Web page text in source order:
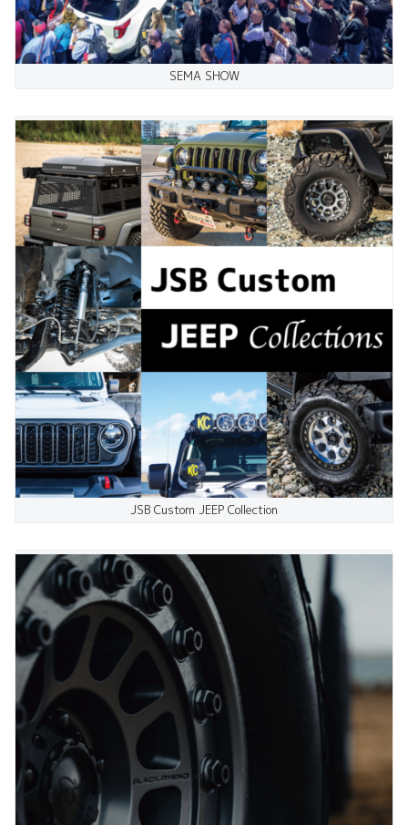
SEMA SHOW
JSB Custom JEEP Collection